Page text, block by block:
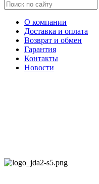
О компании
Доставка и оплата
Возврат и обмен
Гарантия
Контакты
Новости